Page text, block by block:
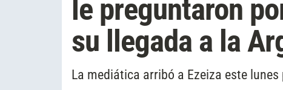
le preguntaron
su llegada a la
La mediática arribó a Ezeiza este